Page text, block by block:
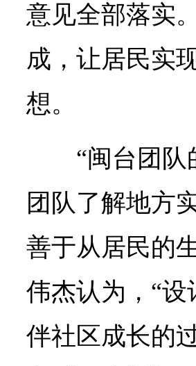
意见全部落实
成，让居民实
想。
“闽台团
团队了解地方
善于从居民的
伟杰认为，“
伴社区成长的